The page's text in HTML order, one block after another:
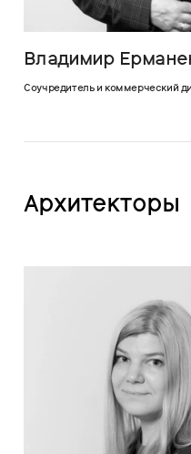
Владимир
Соучредитель и коммерческий
Архитекторы